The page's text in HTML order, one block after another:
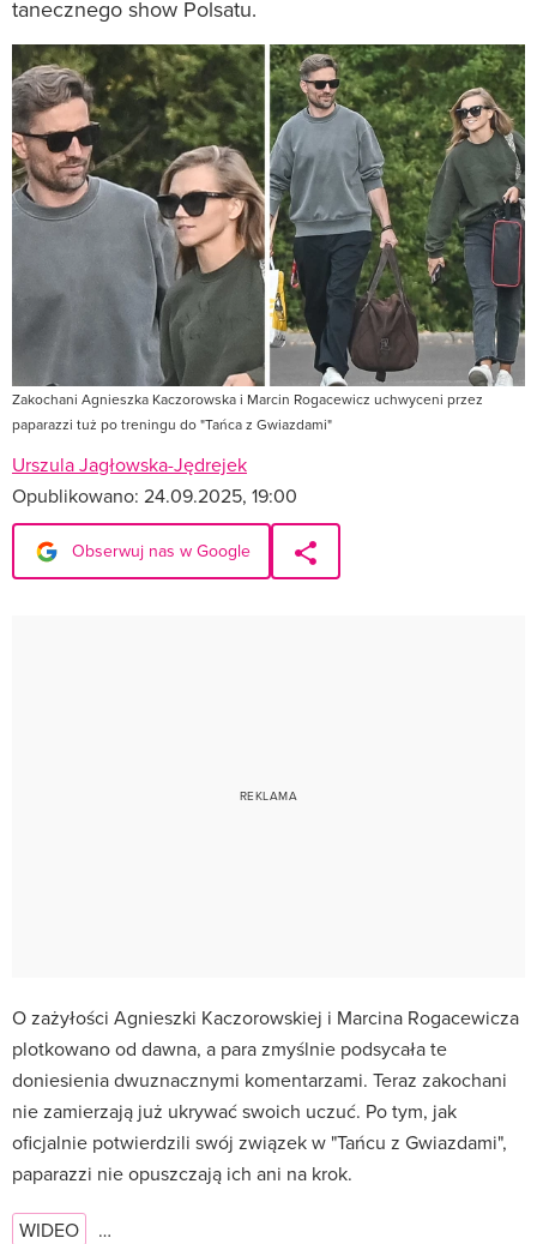
tanecznego show Polsatu.
Zakochani Agnieszka Kaczorowska i Marcin Rogacewicz uchwyceni przez
paparazzi tuż po treningu do "Tańca z Gwiazdami"
Urszula Jagłowska-Jędrejek
Opublikowano: 24.09.2025, 19:00
Obserwuj nas w Google
O zażyłości Agnieszki Kaczorowskiej i Marcina Rogacewicza
plotkowano od dawna, a para zmyślnie podsycała te
doniesienia dwuznacznymi komentarzami. Teraz zakochani
nie zamierzają już ukrywać swoich uczuć. Po tym, jak
oficjalnie potwierdzili swój związek w "Tańcu z Gwiazdami",
paparazzi nie opuszczają ich ani na krok.
WIDEO …